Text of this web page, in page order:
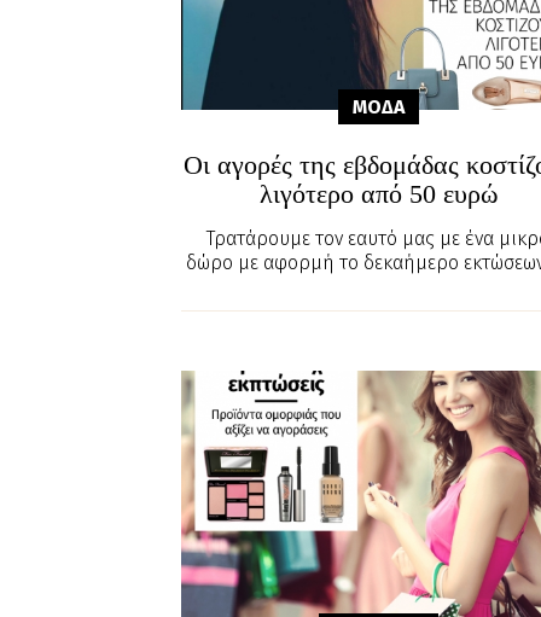
ΜΟΔΑ
Οι αγορές της εβδομάδας
λιγότερο από 50 ευρώ
Τρατάρουμε τον εαυτό μας με ένα
δώρο με αφορμή το δεκαήμερο